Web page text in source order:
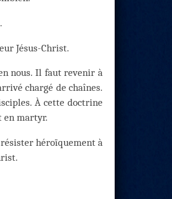
Jésus-Christ.
nous. Il faut revenir à
chargé de chaînes.
À cette doctrine
en martyr.
héroïquement à